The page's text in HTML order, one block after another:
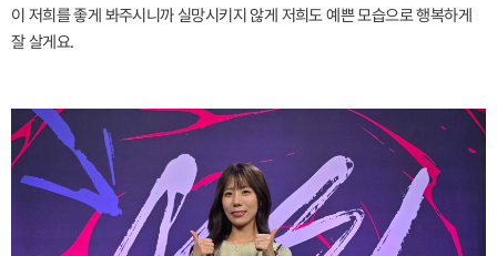
이 저희를 좋게 봐주시니까 실망시키지 않게 저희도 예쁜 모습으로 행복하게
잘 살게요.